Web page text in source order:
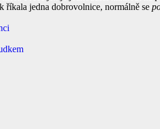
říkala jedna dobrovolnice, normálně se